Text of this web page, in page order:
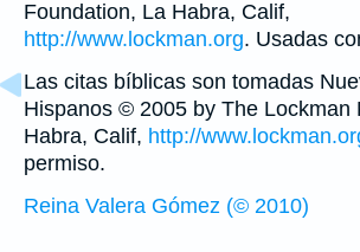
Foundation, La Habra, Calif,
http://www.lockman.org. Usadas
Las citas bíblicas son tomadas
Hispanos © 2005 by The Lockman
Habra, Calif, http://
permiso.
Reina Valera Gómez (© 2010)